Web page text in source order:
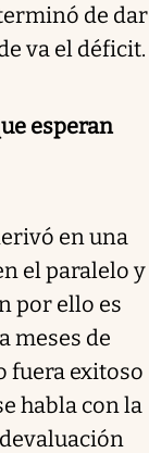
de dar
va el déficit.
esperan
en una
el paralelo y
por ello es
meses de
fuera exitoso
habla con la